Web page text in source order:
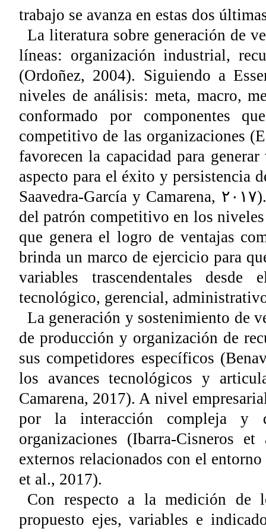
trabajo se avanza en estas dos
La literatura sobre generación de
líneas: organización industrial,
(Ordoñez, 2004). Siguiendo a
niveles de análisis: meta, macro,
conformado por componentes
competitivo de las organizaciones
favorecen la capacidad para
aspecto para el éxito y persistencia
Saavedra-García y Camarena, ٢٠١٧
del patrón competitivo en los
que genera el logro de ventajas
brinda un marco de ejercicio para
variables trascendentales
tecnológico, gerencial,
La generación y sostenimiento de
de producción y organización de
sus competidores específicos
los avances tecnológicos y
Camarena, 2017). A nivel
por la interacción compleja y
organizaciones (Ibarra-Cisneros
externos relacionados con el
et al., 2017).
Con respecto a la medición de
propuesto ejes, variables e